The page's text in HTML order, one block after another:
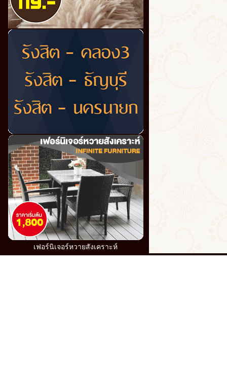
เฟอร์นิเจอร์หวายสังเคราะห์